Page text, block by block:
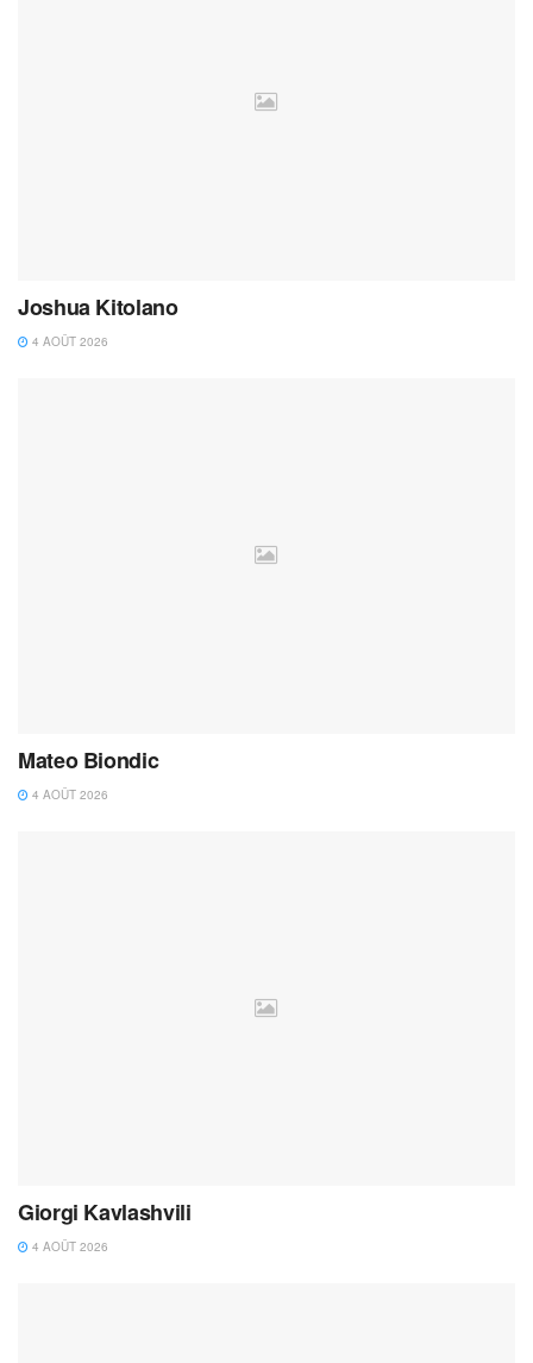
Joshua Kitolano
4 AOÛT 2026
Mateo Biondic
4 AOÛT 2026
Giorgi Kavlashvili
4 AOÛT 2026